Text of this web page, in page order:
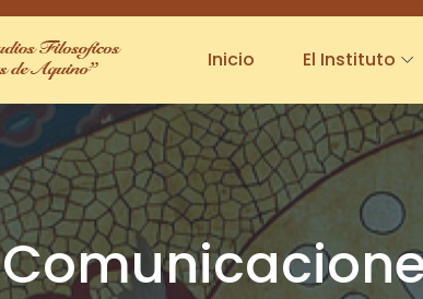
Inicio El Instituto